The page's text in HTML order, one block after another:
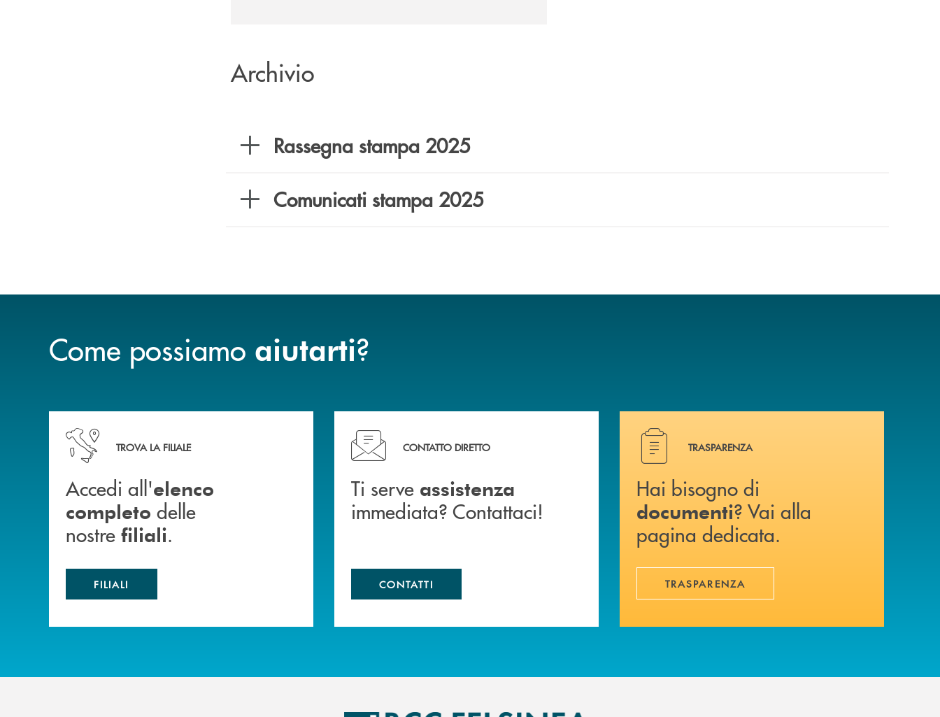
Archivio
Rassegna stampa 2025
Comunicati stampa 2025
Come possiamo aiutarti?
Accedi all' elenco completo delle nostre&nbsp; filiali .
TROVA LA FILIALE
Accedi all'elenco
completo delle
nostre filiali.
FILIALI
Ti serve assistenza immediata? Contattaci!
CONTATTO DIRETTO
Ti serve assistenza
immediata? Contattaci!
CONTATTI
Hai bisogno di documenti ? Vai alla pagina dedicata.
TRASPARENZA
Hai bisogno di
documenti? Vai alla
pagina dedicata.
TRASPARENZA